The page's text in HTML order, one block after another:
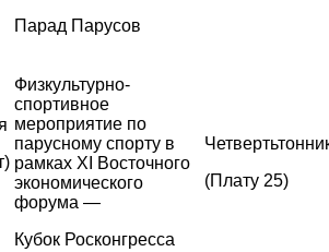
Парад Парусов
Физкультурно-
спортивное
мероприятие по
парусному спорту в
рамках XI Восточного
экономического
форума —
Кубок Росконгресса
(Плату 25)